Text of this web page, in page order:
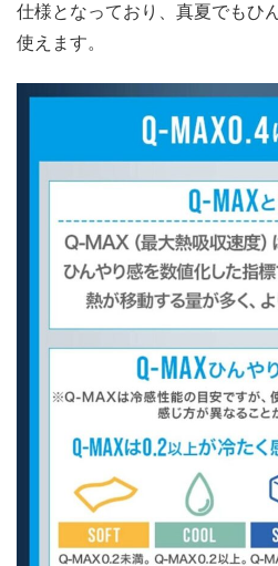
仕様となっており、真夏でもひ
使えます。